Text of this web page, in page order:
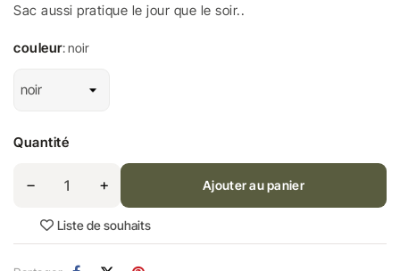
Sac aussi pratique le jour que le soir..
couleur: noir
Quantité
Ajouter au panier
Liste de souhaits